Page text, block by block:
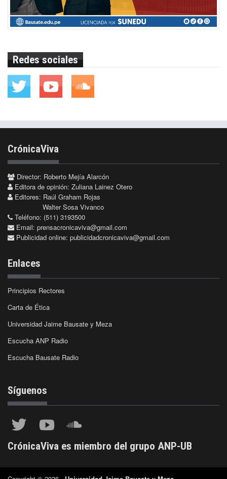
Redes sociales
CrónicaViva
Director: Roberto Mejía Alarcón
Editora de opinión: Zuliana Lainez Otero
Editores: Raúl Graham Rojas
Walter Sosa Vivanco
Teléfono: (511) 3193500
Email: prensacronicaviva@gmail.com
Publicidad online: publicidadcronicaviva@gmail.com
Enlaces
Principios Rectores
Carta de Ética
Universidad Jaime Bausate y Meza
Escucha ANP Radio
Escucha Bausate Radio
Síguenos
CrónicaViva es miembro del grupo ANP-UB